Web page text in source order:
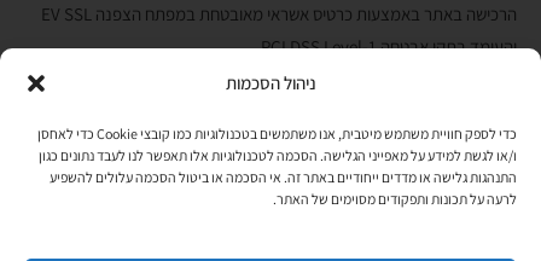
ניהול הסכמות
כדי לספק חוויית משתמש מיטבית, אנו משתמשים בטכנולוגיות כמו קובצי Cookie כדי לאחסן
ו/או לגשת למידע על מאפייני הגלישה. הסכמה לטכנולוגיות אלו תאפשר לנו לעבד נתונים כגון
התנהגות גלישה או מדדים ייחודיים באתר זה. אי הסכמה או ביטול הסכמה עלולים להשפיע
לרעה על תכונות ותפקודים מסוימים של האתר.
הרכישה באתר באמצעות כרטיס אשראי מאובטחת במפתח הצפנה EV SSL
והעומד בתקן אבטחה PCI DSS Level-1
לתקנון האתר»
תהיו בקשר